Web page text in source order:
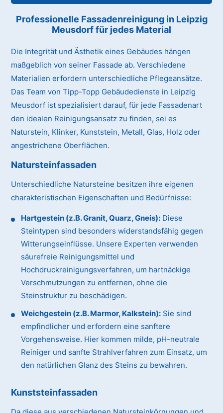
Professionelle Fassadenreinigung in Leipzig
Meusdorf für jedes Material
Die Integrität und Ästhetik eines Gebäudes hängen
maßgeblich von seiner Fassade ab. Verschiedene
Materialien erfordern unterschiedliche Pflegeansätze.
Das Team von Tipp-Topp Gebäudedienste in Leipzig
Meusdorf ist spezialisiert darauf, für jede Fassadenart
den idealen Reinigungsansatz zu finden, sei es
Naturstein, Klinker, Kunststein, Metall, Glas, Holz oder
angestrichene Oberflächen.
Natursteinfassaden
Unterschiedliche Natursteine besitzen ihre eigenen
charakteristischen Eigenschaften und Bedürfnisse:
Hartgestein (z.B. Granit, Quarz, Gneis): Diese
Steintypen sind besonders widerstandsfähig gegen
Witterungseinflüsse. Unsere Experten verwenden
säurefreie Reinigungsmittel und
Hochdruckreinigungsverfahren, um hartnäckige
Verschmutzungen zu entfernen, ohne die
Steinstruktur zu beschädigen.
Weichgestein (z.B. Marmor, Kalkstein): Sie sind
empfindlicher und erfordern eine sanftere
Vorgehensweise. Hier kommen milde, pH-neutrale
Reiniger und sanfte Strahlverfahren zum Einsatz, um
den natürlichen Glanz des Steins zu bewahren.
Kunststeinfassaden